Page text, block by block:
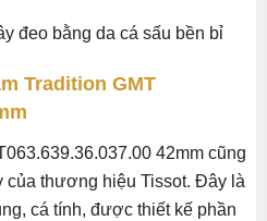
đeo bằng da cá sấu bền bỉ
Tradition GMT
42mm cũng
của thương hiệu Tissot. Đây là
cá tính, được thiết kế phần